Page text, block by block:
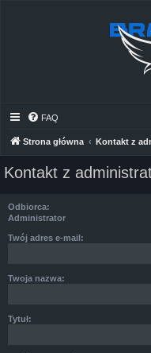
FAQ
Strona główna Kontakt z
Kontakt z
Odbiorca:
Administrator
Twój adres e-mail:
Twoja nazwa:
Tytuł: